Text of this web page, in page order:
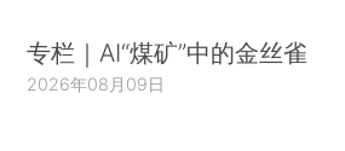
专栏｜AI“煤矿”中的金丝雀
2026年08月09日